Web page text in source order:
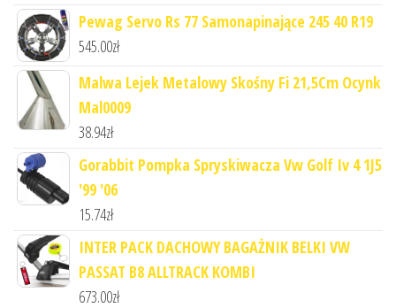
Pewag Servo Rs 77 Samonapinające 245 40 R19
545.00zł
Malwa Lejek Metalowy Skośny Fi 21,5Cm Ocynk
Mal0009
38.94zł
Gorabbit Pompka Spryskiwacza Vw Golf Iv 4 1J5
'99 '06
15.74zł
INTER PACK DACHOWY BAGAŻNIK BELKI VW
PASSAT B8 ALLTRACK KOMBI
673.00zł